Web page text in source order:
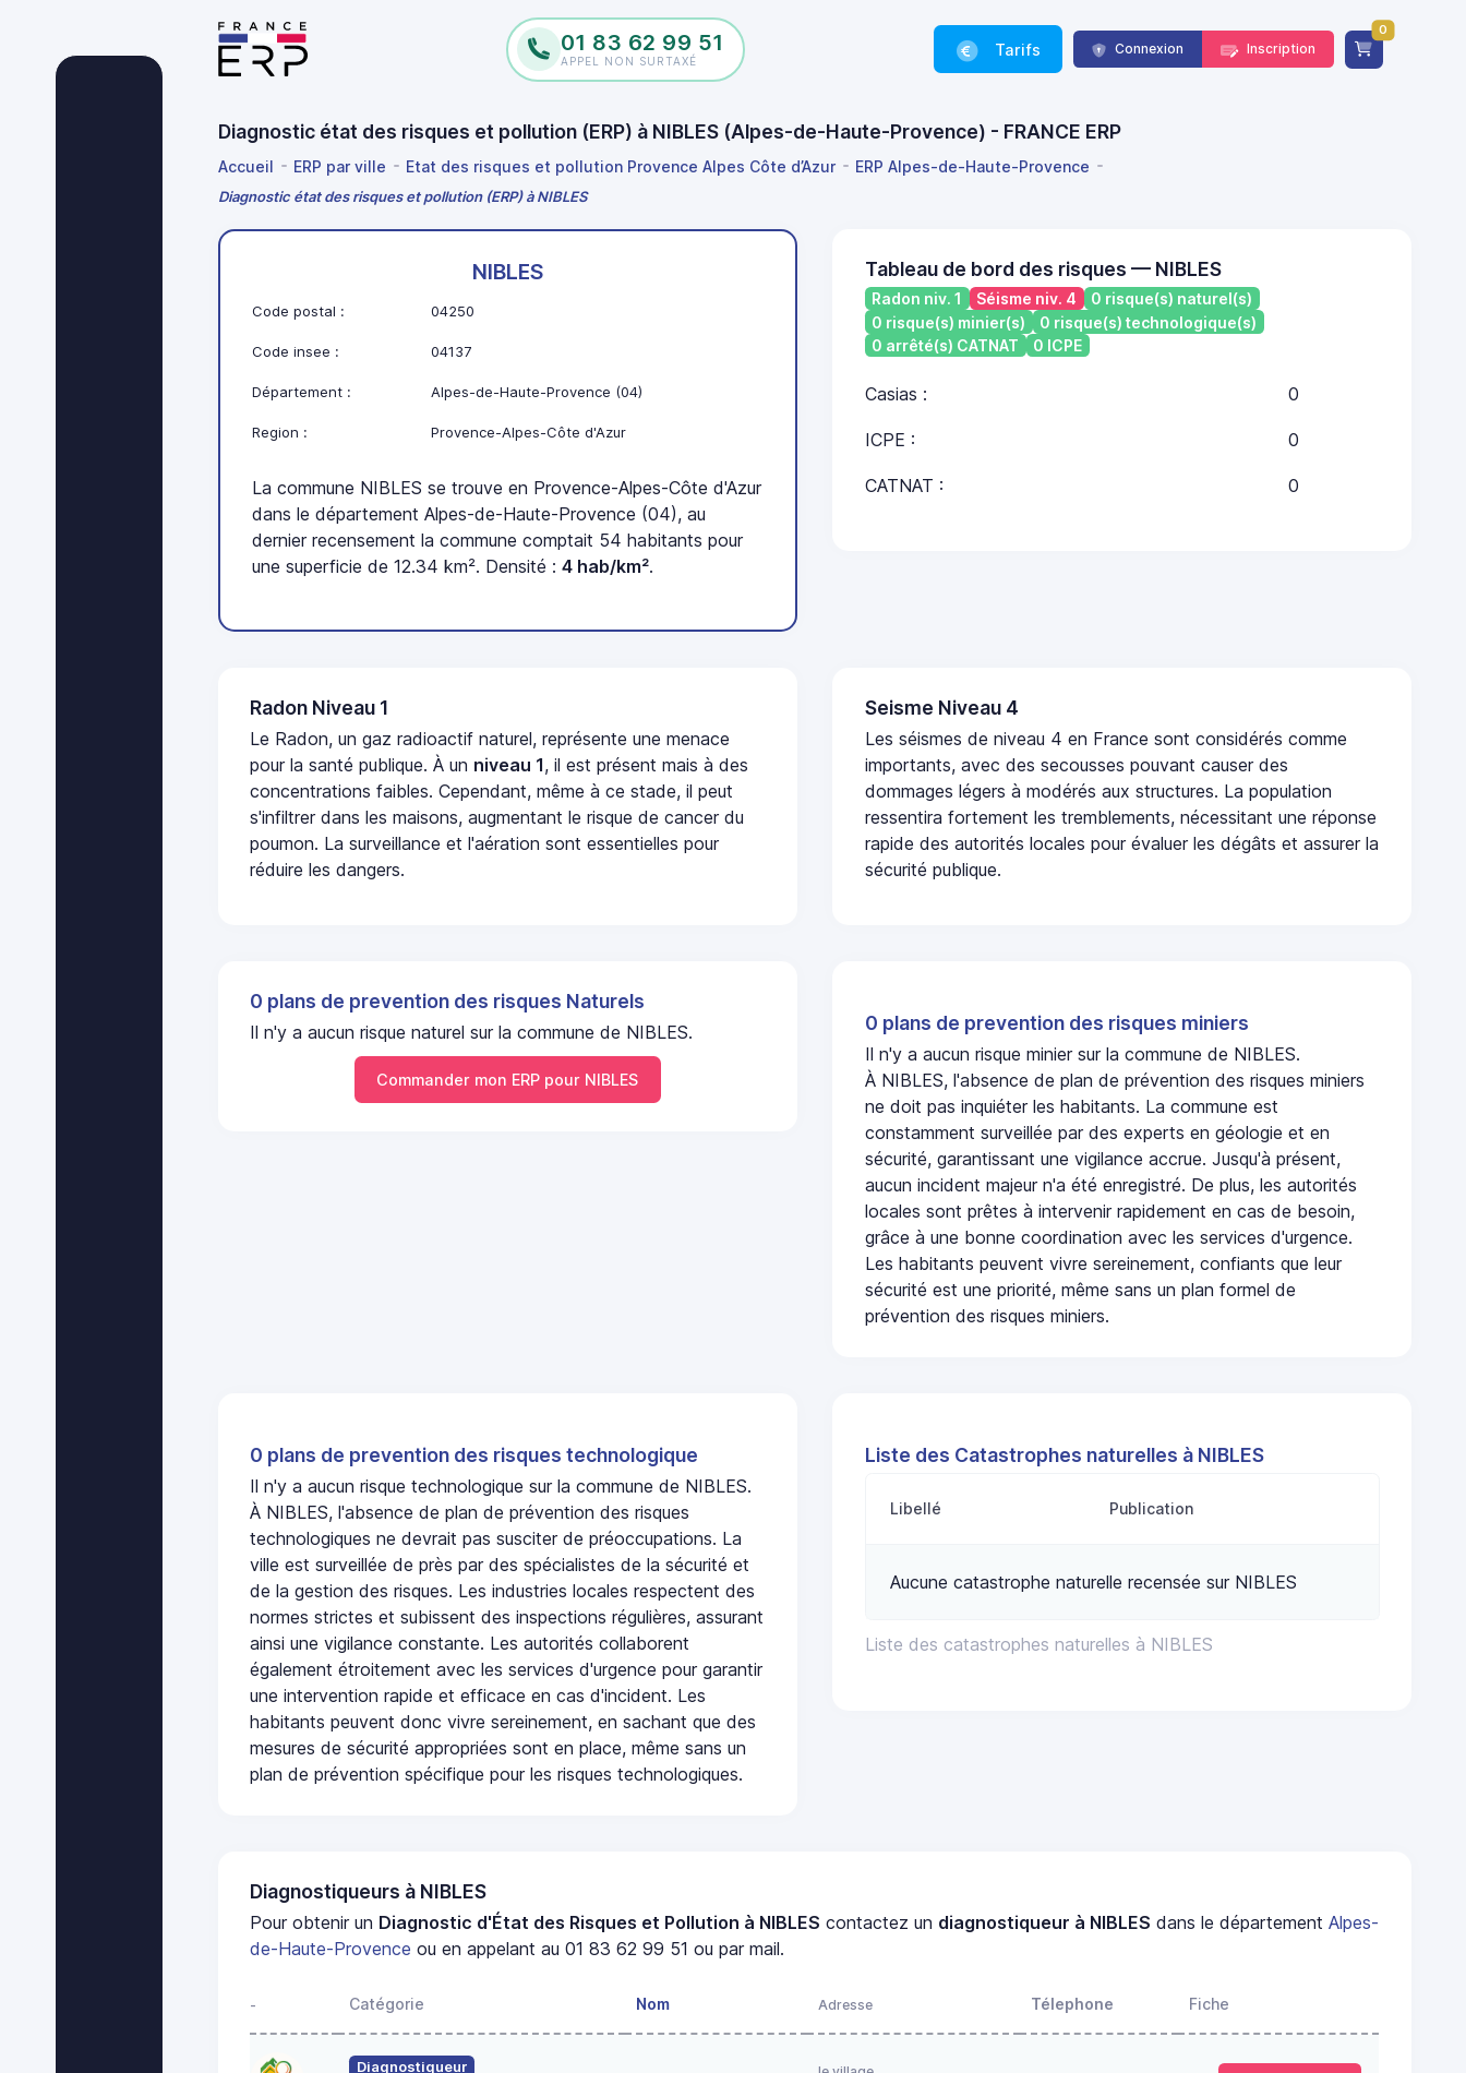
01 83 62 99 51
APPEL NON SURTAXÉ
Tarifs Connexion Inscription
0
Diagnostic état des risques et pollution (ERP) à NIBLES (Alpes-de-Haute-Provence) - FRANCE ERP
Accueil ERP par ville Etat des risques et pollution Provence Alpes Côte d’Azur ERP Alpes-de-Haute-Provence
Diagnostic état des risques et pollution (ERP) à NIBLES
NIBLES
Code postal : 04250
Code insee : 04137
Département : Alpes-de-Haute-Provence (04)
Region : Provence-Alpes-Côte d'Azur
La commune NIBLES se trouve en Provence-Alpes-Côte d'Azur
dans le département Alpes-de-Haute-Provence (04), au
dernier recensement la commune comptait 54 habitants pour
une superficie de 12.34 km². Densité :4 hab/km².
Tableau de bord des risques — NIBLES
Radon niv. 1 Séisme niv. 4
0 risque(s) naturel(s)
0 risque(s) minier(s)
0 risque(s) technologique(s)
0 arrêté(s) CATNAT
0 ICPE
Casias : 0
ICPE : 0
CATNAT : 0
Radon Niveau 1
Le Radon, un gaz radioactif naturel, représente une menace
pour la santé publique. À un niveau 1, il est présent mais à des
concentrations faibles. Cependant, même à ce stade, il peut
s'infiltrer dans les maisons, augmentant le risque de cancer du
poumon. La surveillance et l'aération sont essentielles pour
réduire les dangers.
Seisme Niveau 4
Les séismes de niveau 4 en France sont considérés comme
importants, avec des secousses pouvant causer des
dommages légers à modérés aux structures. La population
ressentira fortement les tremblements, nécessitant une réponse
rapide des autorités locales pour évaluer les dégâts et assurer la
sécurité publique.
0 plans de prevention des risques Naturels
Il n'y a aucun risque naturel sur la commune de NIBLES.
Commander mon ERP pour NIBLES
0 plans de prevention des risques miniers
Il n'y a aucun risque minier sur la commune de NIBLES.
À NIBLES, l'absence de plan de prévention des risques miniers
ne doit pas inquiéter les habitants. La commune est
constamment surveillée par des experts en géologie et en
sécurité, garantissant une vigilance accrue. Jusqu'à présent,
aucun incident majeur n'a été enregistré. De plus, les autorités
locales sont prêtes à intervenir rapidement en cas de besoin,
grâce à une bonne coordination avec les services d'urgence.
Les habitants peuvent vivre sereinement, confiants que leur
sécurité est une priorité, même sans un plan formel de
prévention des risques miniers.
0 plans de prevention des risques technologique
Il n'y a aucun risque technologique sur la commune de NIBLES.
À NIBLES, l'absence de plan de prévention des risques
technologiques ne devrait pas susciter de préoccupations. La
ville est surveillée de près par des spécialistes de la sécurité et
de la gestion des risques. Les industries locales respectent des
normes strictes et subissent des inspections régulières, assurant
ainsi une vigilance constante. Les autorités collaborent
également étroitement avec les services d'urgence pour garantir
une intervention rapide et efficace en cas d'incident. Les
habitants peuvent donc vivre sereinement, en sachant que des
mesures de sécurité appropriées sont en place, même sans un
plan de prévention spécifique pour les risques technologiques.
Liste des Catastrophes naturelles à NIBLES
Liste des catastrophes naturelles à NIBLES
Libellé Publication
Aucune catastrophe naturelle recensée sur NIBLES
Diagnostiqueurs à NIBLES
Pour obtenir un Diagnostic d'État des Risques et Pollution à NIBLES contactez un diagnostiqueur à NIBLES dans le départementAlpes-
de-Haute-Provence ou en appelant au 01 83 62 99 51 ou par mail.
- Catégorie Nom Adresse Télephone Fiche
Diagnostiqueur